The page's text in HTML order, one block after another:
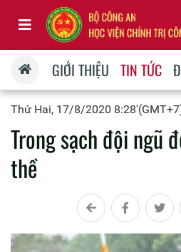
GIỚI THIỆU TIN TỨC
Thứ Hai, 17/8/2020
Trong sạch đội ngũ
thề